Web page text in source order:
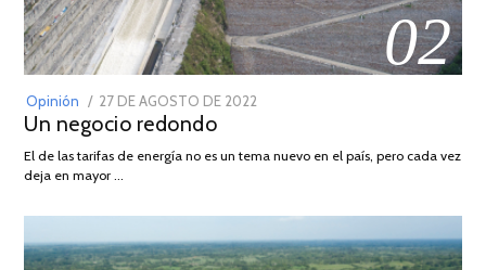
02
Opinión
POSTED
ON
27 DE AGOSTO DE 2022
DE
Un negocio redondo
El de las tarifas de energía no es un tema nuevo en el país, pero cada vez
deja en mayor …